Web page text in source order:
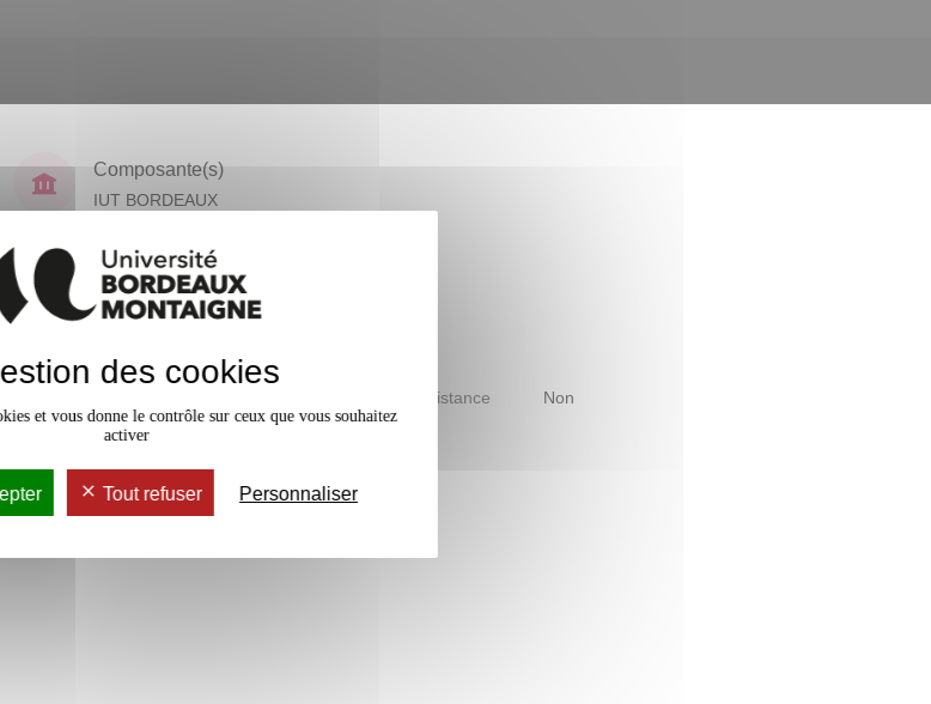
Composante(s)
IUT BORDEAUX
15h
Accessible à distance Non
des cookies
et vous donne le contrôle sur ceux que vous souhaitez
activer
Tout refuser Personnaliser